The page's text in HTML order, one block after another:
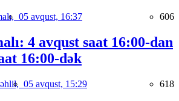
05 avqust, 16:37 606
4 avqust saat 16:00-dan
16:00-dək
05 avqust, 15:29 618